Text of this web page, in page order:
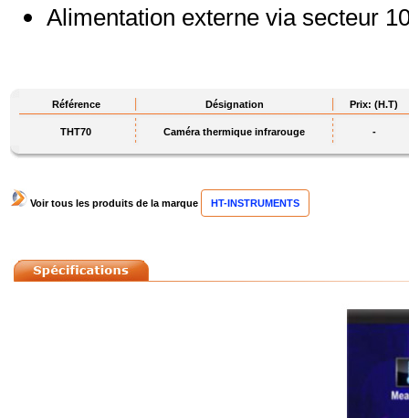
Alimentation externe via secteur
Référence Désignation Prix: (H.T)
THT70 Caméra thermique infrarouge -
Voir tous les produits de la marque HT-INSTRUMENTS